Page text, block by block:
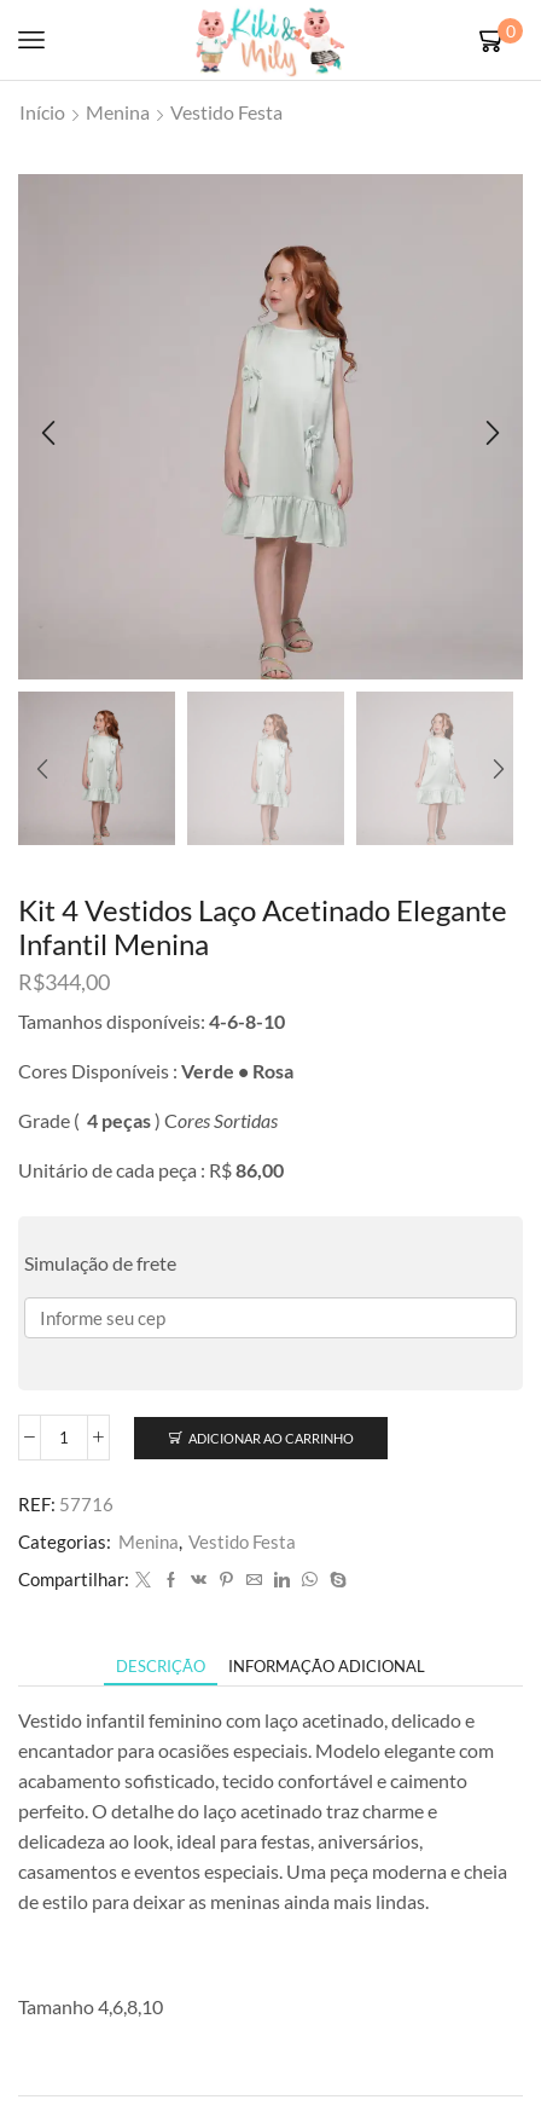
0
Início Menina Vestido Festa
Kit 4 Vestidos Laço Acetinado Elegante
Infantil Menina
R$344,00
Tamanhos disponíveis: 4-6-8-10
Cores Disponíveis : Verde • Rosa
Grade ( 4 peças) Cores Sortidas
Unitário de cada peça : R$86,00
Simulação de frete
ADICIONAR AO CARRINHO
REF: 57716
Categorias: Menina, Vestido Festa
Compartilhar:
DESCRIÇÃO INFORMAÇÃO ADICIONAL
Vestido infantil feminino com laço acetinado, delicado e
encantador para ocasiões especiais. Modelo elegante com
acabamento sofisticado, tecido confortável e caimento
perfeito. O detalhe do laço acetinado traz charme e
delicadeza ao look, ideal para festas, aniversários,
casamentos e eventos especiais. Uma peça moderna e cheia
de estilo para deixar as meninas ainda mais lindas.
Tamanho 4,6,8,10